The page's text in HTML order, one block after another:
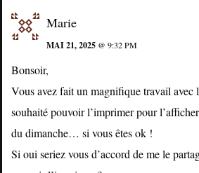
Marie
MAI 21, 2025 @ 9:32 PM
Bonsoir,
Vous avez fait un magnifique travail avec
souhaité pouvoir l’imprimer pour
du dimanche… si vous êtes ok !
Si oui seriez vous d’accord de me le